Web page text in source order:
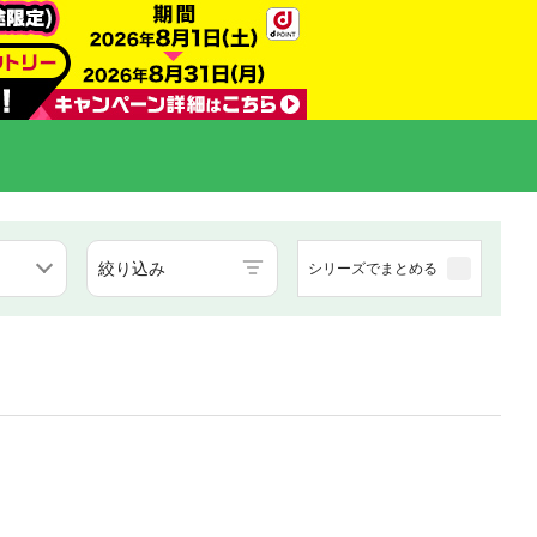
絞り込み シリーズでまとめる